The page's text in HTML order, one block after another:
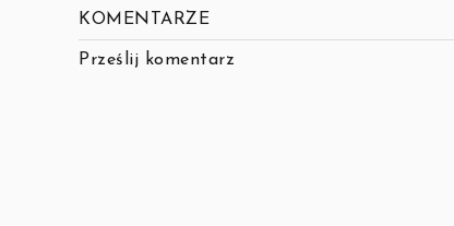
KOMENTARZE
Prześlij komentarz